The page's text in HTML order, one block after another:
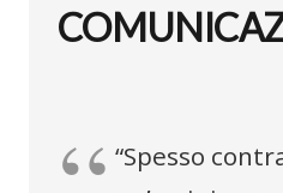
“Spesso